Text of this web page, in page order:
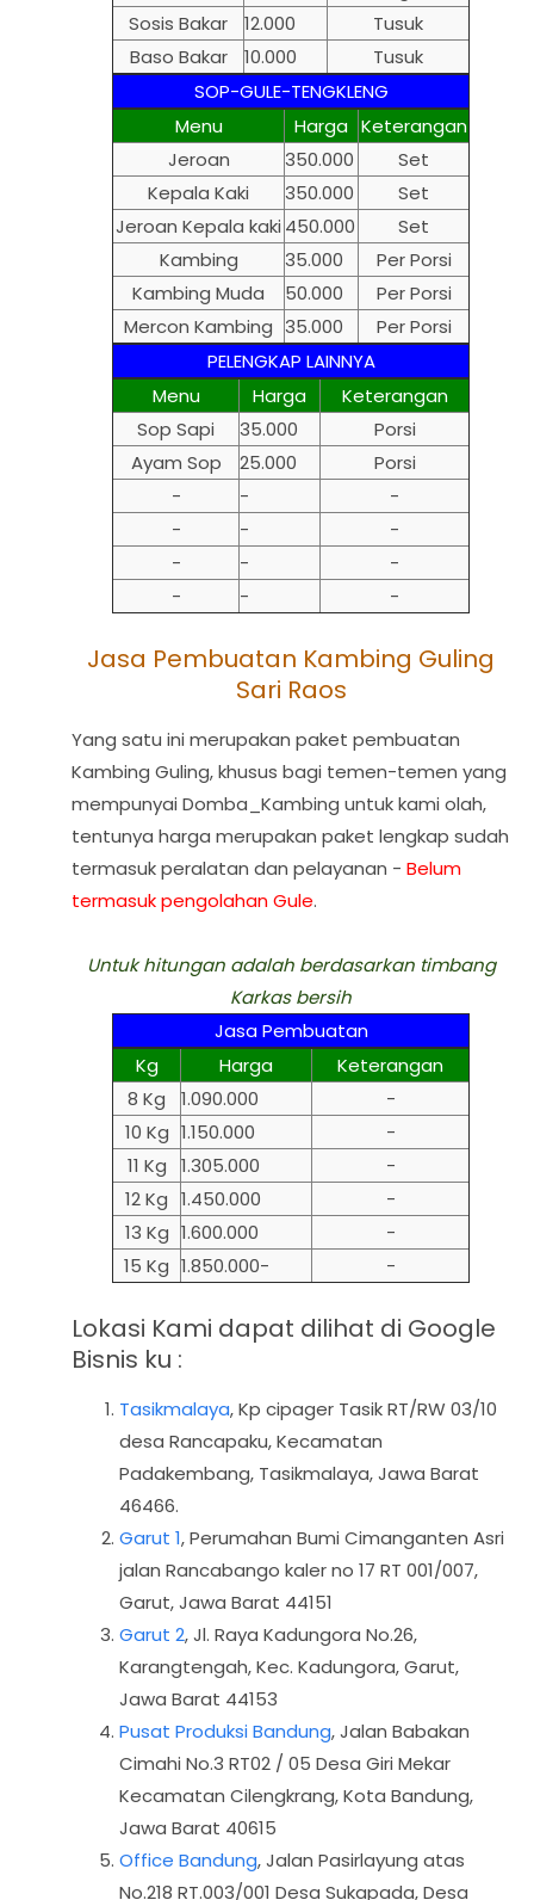
Sosis Bakar
12.000
Tusuk
Baso Bakar
10.000
Tusuk
SOP-GULE-TENGKLENG
Menu
Harga Keterangan
Jeroan
350.000
Set
Kepala Kaki
350.000
Set
Jeroan Kepala kaki 450.000
Set
Kambing
35.000
Per Porsi
Kambing Muda
50.000
Per Porsi
Mercon Kambing 35.000
Per Porsi
PELENGKAP LAINNYA
Menu
Harga
Keterangan
Sop Sapi
35.000
Porsi
Ayam Sop
25.000
Porsi
-
-
-
-
-
-
-
-
-
-
- -
Jasa Pembuatan Kambing Guling
Sari Raos
Yang satu ini merupakan paket pembuatan
Kambing Guling, khusus bagi temen-temen yang
mempunyai Domba_Kambing untuk kami olah,
tentunya harga merupakan paket lengkap sudah
termasuk peralatan dan pelayanan - Belum
termasuk pengolahan Gule.
Untuk hitungan adalah berdasarkan timbang
Karkas bersih
Jasa Pembuatan
Kg
Harga
Keterangan
8 Kg
1.090.000
-
10 Kg 1.150.000
-
11 Kg
1.305.000
-
12 Kg 1.450.000
-
13 Kg 1.600.000
-
15 Kg 1.850.000- -
Lokasi Kami dapat dilihat di Google
Bisnis ku :
Tasikmalaya,Kp cipager Tasik RT/RW 03/10
desa Rancapaku, Kecamatan
Padakembang, Tasikmalaya, Jawa Barat
46466.
Garut 1, Perumahan Bumi Cimanganten Asri
jalan Rancabango kaler no 17 RT 001/007,
Garut, Jawa Barat 44151
Garut 2, Jl. Raya Kadungora No.26,
Karangtengah, Kec. Kadungora, Garut,
Jawa Barat 44153
Pusat Produksi Bandung, Jalan Babakan
Cimahi No.3 RT02 / 05 Desa Giri Mekar
Kecamatan Cilengkrang, Kota Bandung,
Jawa Barat 40615
Office Bandung, Jalan Pasirlayung atas
No.218 RT.003/001 Desa Sukapada, Desa